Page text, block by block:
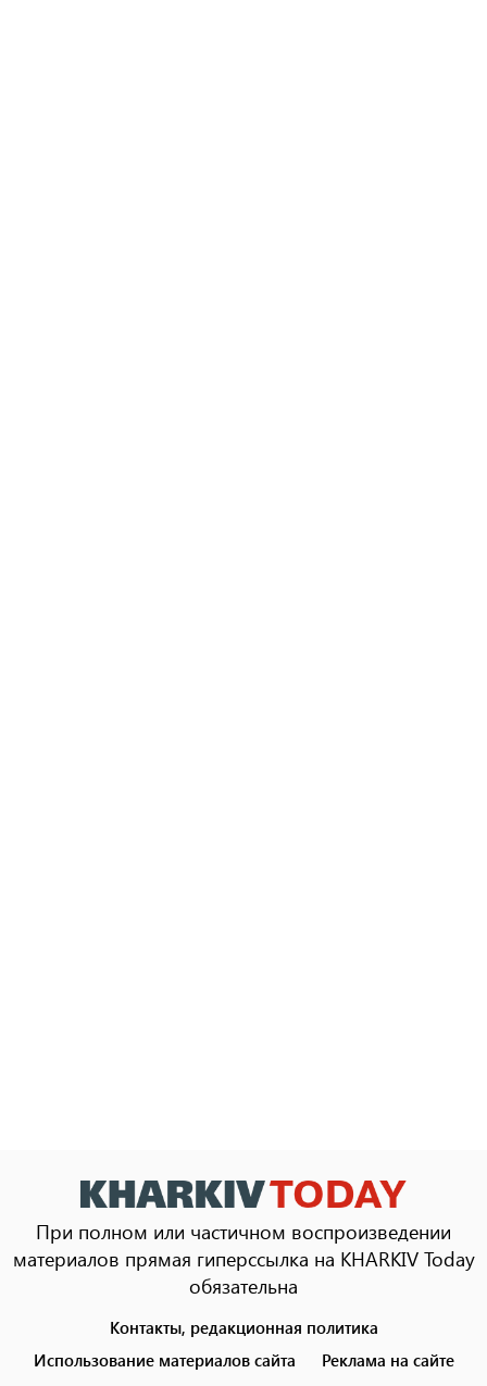
При полном или частичном воспроизведении
материалов прямая гиперссылка на KHARKIV Today
обязательна
menu
Контакты, редакционная политика
Использование материалов сайта
Реклама на сайте